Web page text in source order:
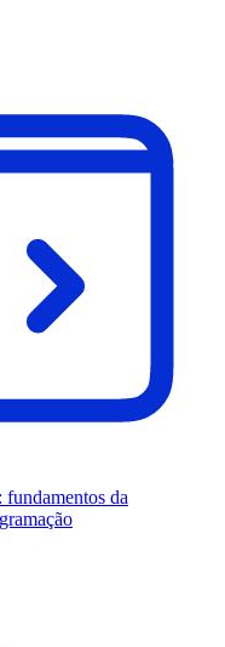
fundamentos da